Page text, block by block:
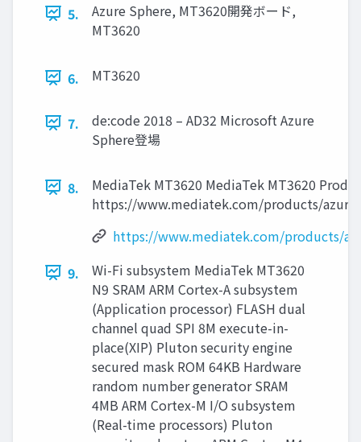
5.
Azure Sphere, MT3620開発ボード,
MT3620
6. MT3620
7.
de:code 2018 – AD32 Microsoft Azure
Sphere登場
8.
MediaTek MT3620 MediaTek MT3620
https://www.mediatek.com/products/
https://www.mediatek.com/products/
9.
Wi-Fi subsystem MediaTek MT3620
N9 SRAM ARM Cortex-A subsystem
(Application processor) FLASH dual
channel quad SPI 8M execute-in-
place(XIP) Pluton security engine
secured mask ROM 64KB Hardware
random number generator SRAM
4MB ARM Cortex-M I/O subsystem
(Real-time processors) Pluton